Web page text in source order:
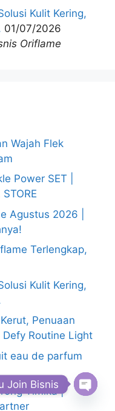
Kulit Kering,
01/07/2026
Oriflame
Wajah Flek
Power SET |
Agustus 2026 |
Terlengkap,
Kulit Kering,
Penuaan
Routine Light
eau de parfum
Timika |
Join Bisnis